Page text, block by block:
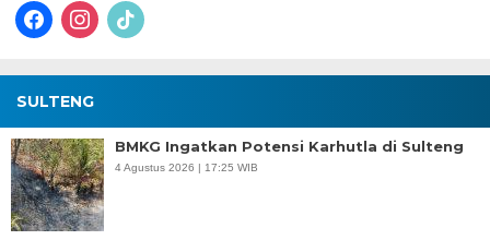
facebookinstagram
tiktok
SULTENG
BMKG Ingatkan Potensi Karhutla di Sulteng
4 Agustus 2026 | 17:25 WIB